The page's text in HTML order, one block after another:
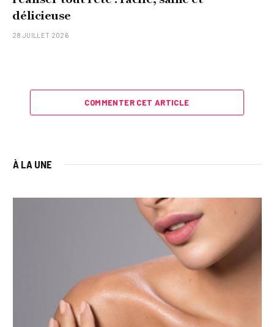
délicieuse
28 JUILLET 2026
COMMENTER CET ARTICLE
À LA UNE